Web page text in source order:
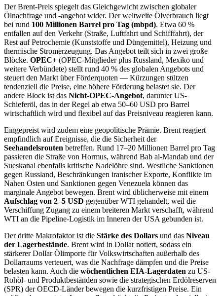
Der Brent-Preis spiegelt das Gleichgewicht zwischen globaler
Ölnachfrage und ‑angebot wider. Der weltweite Ölverbrauch liegt
bei rund 100 Millionen Barrel pro Tag (mbpd). Etwa 60 %
entfallen auf den Verkehr (Straße, Luftfahrt und Schifffahrt), der
Rest auf Petrochemie (Kunststoffe und Düngemittel), Heizung und
thermische Stromerzeugung. Das Angebot teilt sich in zwei große
Blöcke. OPEC+ (OPEC-Mitglieder plus Russland, Mexiko und
weitere Verbündete) stellt rund 40 % des globalen Angebots und
steuert den Markt über Förderquoten — Kürzungen stützen
tendenziell die Preise, eine höhere Förderung belastet sie. Der
andere Block ist das Nicht-OPEC-Angebot, darunter US-
Schieferöl, das in der Regel ab etwa 50–60 USD pro Barrel
wirtschaftlich wird und flexibel auf das Preisniveau reagieren kann.
Eingepreist wird zudem eine geopolitische Prämie. Brent reagiert
empfindlich auf Ereignisse, die die Sicherheit der
Seehandelsrouten betreffen. Rund 17–20 Millionen Barrel pro Tag
passieren die Straße von Hormus, während Bab al-Mandab und der
Sueskanal ebenfalls kritische Nadelöhre sind. Westliche Sanktionen
gegen Russland, Beschränkungen iranischer Exporte, Konflikte im
Nahen Osten und Sanktionen gegen Venezuela können das
marginale Angebot bewegen. Brent wird üblicherweise mit einem
Aufschlag von 2–5 USD gegenüber WTI gehandelt, weil die
Verschiffung Zugang zu einem breiteren Markt verschafft, während
WTI an die Pipeline-Logistik im Inneren der USA gebunden ist.
Der dritte Makrofaktor ist die Stärke des Dollars und das Niveau
der Lagerbestände. Brent wird in Dollar notiert, sodass ein
stärkerer Dollar Ölimporte für Volkswirtschaften außerhalb des
Dollarraums verteuert, was die Nachfrage dämpfen und die Preise
belasten kann. Auch die wöchentlichen EIA-Lagerdaten zu US-
Rohöl- und Produktbeständen sowie die strategischen Erdölreserven
(SPR) der OECD-Länder bewegen die kurzfristigen Preise. Ein